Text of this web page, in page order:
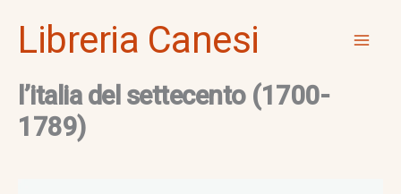
Libreria Canesi
l’italia del settecento (1700-
1789)